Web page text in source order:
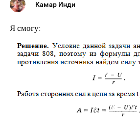
Камар Инди
Я смогу: